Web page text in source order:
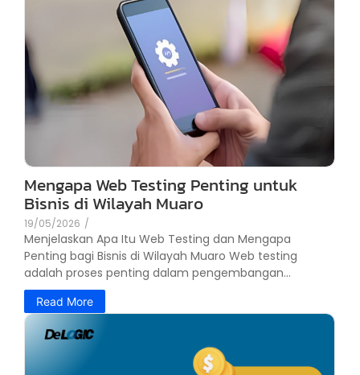
Mengapa Web Testing Penting untuk
Bisnis di Wilayah Muaro
19/05/2026 /
Menjelaskan Apa Itu Web Testing dan Mengapa
Penting bagi Bisnis di Wilayah Muaro Web testing
adalah proses penting dalam pengembangan...
Read More